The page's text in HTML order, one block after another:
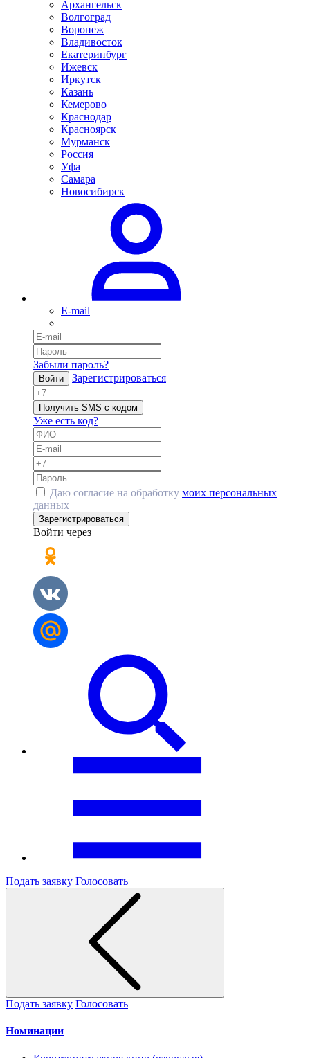
Архангельск
Волгоград
Воронеж
Владивосток
Екатеринбург
Ижевск
Иркутск
Казань
Кемерово
Краснодар
Красноярск
Мурманск
Россия
Уфа
Самара
Новосибирск
E-mail
Забыли пароль?
Войти Зарегистрироваться
Получить SMS с кодом
Уже есть код?
Даю согласие на обработку моих персональных
данных
Зарегистрироваться
Войти через
Подать заявку Голосовать
Подать заявку Голосовать
Номинации